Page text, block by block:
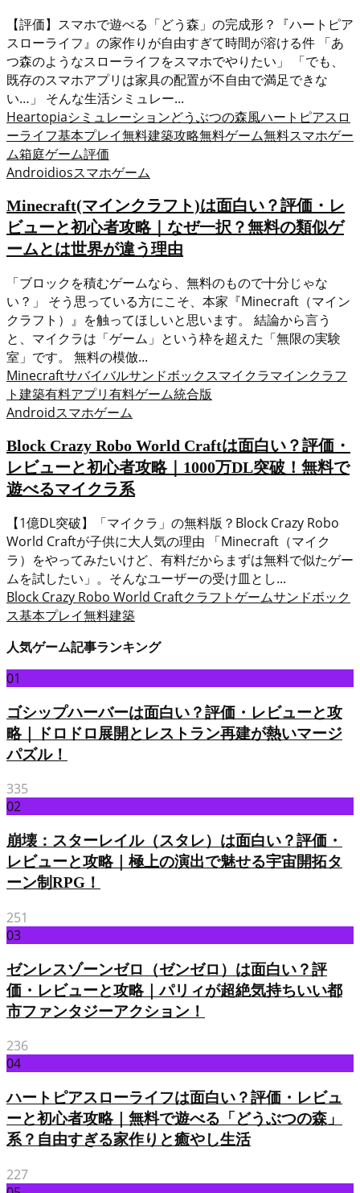
【評価】スマホで遊べる「どう森」の完成形？『ハートピア
スローライフ』の家作りが自由すぎて時間が溶ける件 「あ
つ森のようなスローライフをスマホでやりたい」 「でも、
既存のスマホアプリは家具の配置が不自由で満足できな
い…」 そんな生活シミュレー...
Heartopiaシミュレーションどうぶつの森風ハートピアスロ
ーライフ基本プレイ無料建築攻略無料ゲーム無料スマホゲー
ム箱庭ゲーム評価
Androidiosスマホゲーム
Minecraft(マインクラフト)は面白い？評価・レ
ビューと初心者攻略｜なぜ一択？無料の類似ゲ
ームとは世界が違う理由
「ブロックを積むゲームなら、無料のもので十分じゃな
い？」 そう思っている方にこそ、本家『Minecraft（マイン
クラフト）』を触ってほしいと思います。 結論から言う
と、マイクラは「ゲーム」という枠を超えた「無限の実験
室」です。 無料の模倣...
Minecraftサバイバルサンドボックスマイクラマインクラフ
ト建築有料アプリ有料ゲーム統合版
Androidスマホゲーム
Block Crazy Robo World Craftは面白い？評価・
レビューと初心者攻略｜1000万DL突破！無料で
遊べるマイクラ系
【1億DL突破】「マイクラ」の無料版？Block Crazy Robo
World Craftが子供に大人気の理由 「Minecraft（マイク
ラ）をやってみたいけど、有料だからまずは無料で似たゲー
ムを試したい」。そんなユーザーの受け皿とし...
Block Crazy Robo World Craftクラフトゲームサンドボック
ス基本プレイ無料建築
人気ゲーム記事ランキング
01
ゴシップハーバーは面白い？評価・レビューと攻
略｜ドロドロ展開とレストラン再建が熱いマージ
パズル！
335
02
崩壊：スターレイル（スタレ）は面白い？評価・
レビューと攻略｜極上の演出で魅せる宇宙開拓タ
ーン制RPG！
251
03
ゼンレスゾーンゼロ（ゼンゼロ）は面白い？評
価・レビューと攻略｜パリィが超絶気持ちいい都
市ファンタジーアクション！
236
04
ハートピアスローライフは面白い？評価・レビュ
ーと初心者攻略｜無料で遊べる「どうぶつの森」
系？自由すぎる家作りと癒やし生活
227